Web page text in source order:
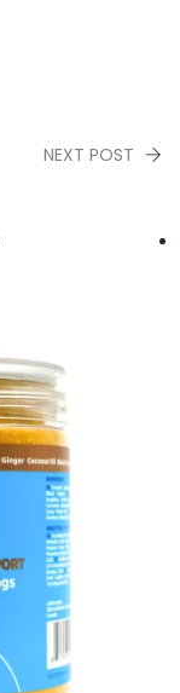
NEXT POST